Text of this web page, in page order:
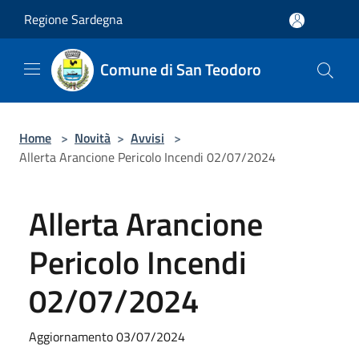
Regione Sardegna
Comune di San Teodoro
Home > Novità > Avvisi >
Allerta Arancione Pericolo Incendi 02/07/2024
Allerta Arancione
Pericolo Incendi
02/07/2024
Aggiornamento 03/07/2024